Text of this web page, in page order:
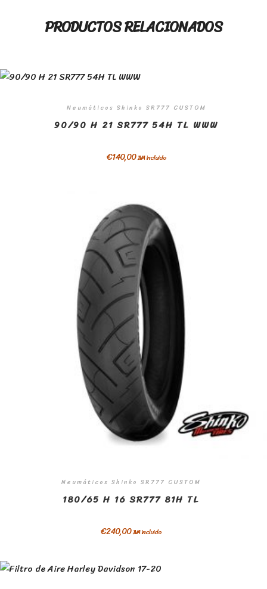
PRODUCTOS RELACIONADOS
Neumáticos Shinko SR777 CUSTOM
90/90 H 21 SR777 54H TL WWW
€140,00IVA incluido
Neumáticos Shinko SR777 CUSTOM
180/65 H 16 SR777 81H TL
€240,00IVA incluido